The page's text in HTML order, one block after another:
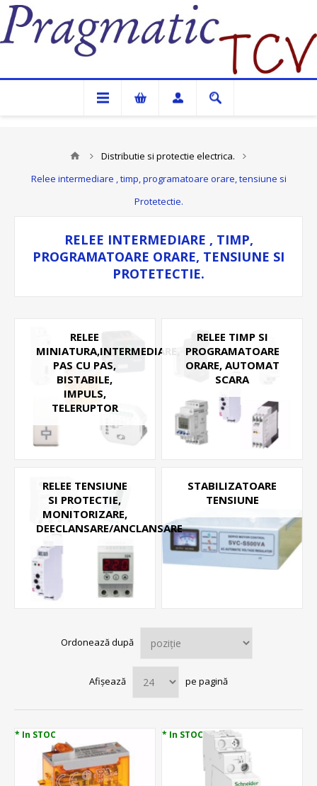
Pragmatic TCV
Distributie si protectie electrica.
Relee intermediare , timp, programatoare orare, tensiune si
Protetectie.
RELEE INTERMEDIARE , TIMP,
PROGRAMATOARE ORARE, TENSIUNE SI
PROTETECTIE.
RELEE
MINIATURA,INTERMEDIARE,
PAS CU PAS,
BISTABILE,
IMPULS,
TELERUPTOR
RELEE TIMP SI
PROGRAMATOARE
ORARE, AUTOMAT
SCARA
RELEE TENSIUNE
SI PROTECTIE,
MONITORIZARE,
DEECLANSARE/ANCLANSARE
STABILIZATOARE
TENSIUNE
Ordonează după
Afișează pe pagină
* In STOC * In STOC